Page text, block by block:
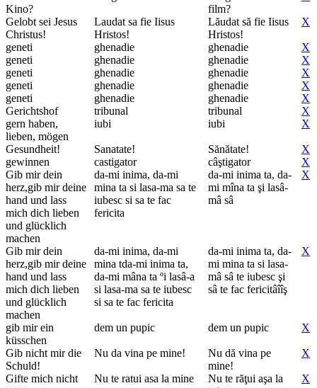
Kino?
film?
Gelobt sei Jesus
Christus!
Laudat sa fie Iisus
Hristos!
Lăudat să fie Iisus
Hristos!
X
geneti ghenadie ghenadie
X
geneti
ghenadie ghenadie
X
geneti
ghenadie ghenadie
X
geneti
ghenadie ghenadie
X
geneti
ghenadie ghenadie
X
Gerichtshof
tribunal tribunal
X
gern haben,
lieben, mögen
iubi iubi X
Gesundheit! Sanatate! Sănătate!
X
gewinnen
castigator câştigator
X
Gib mir dein
herz,gib mir deine
hand und lass
mich dich lieben
und glücklich
machen
da-mi inima, da-mi
mina ta si lasa-ma sa te
iubesc si sa te fac
fericita
da-mi inima ta, da-
mi mîna ta şi lasâ-
mâ sâ
X
Gib mir dein
herz,gib mir deine
hand und lass
mich dich lieben
und glücklich
machen
da-mi inima, da-mi
mina tda-mi inima ta,
da-mi mâna ta ºi lasâ-a
si lasa-ma sa te iubesc
si sa te fac fericita
da-mi inima ta, da-
mi mina ta si lasa-
mâ sâ te iubesc şi
sâ te fac fericitâîîş
X
gib mir ein
küsschen
dem un pupic dem un pupic X
Gib nicht mir die
Schuld!
Nu da vina pe mine!
Nu dă vina pe
mine!
X
Gifte mich nicht
Nu te ratui asa la mine
Nu te răţui aşa la
X